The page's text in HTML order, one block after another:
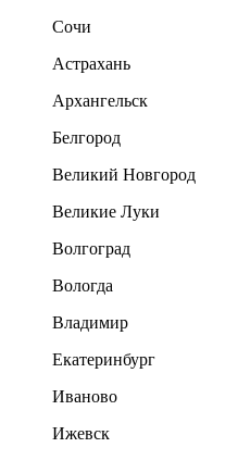
Сочи
Астрахань
Архангельск
Белгород
Великий Новгород
Великие Луки
Волгоград
Вологда
Владимир
Екатеринбург
Иваново
Ижевск